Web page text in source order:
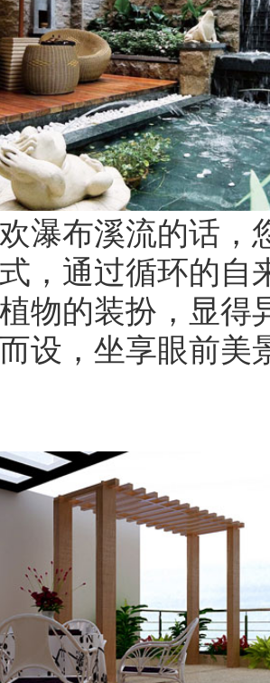
瀑布溪流的话，
，通过循环的自
物的装扮，显得
设，坐享眼前美